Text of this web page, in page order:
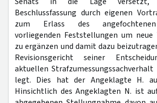
Beschlussfassung durch eigenen
zum Erlass des
vorliegenden Feststellungen um neue
zu ergänzen und damit dazu
Revisionsgericht seiner
aktuellen Strafzumessungssachverhalt
legt. Dies hat der Angeklagte H.
Hinsichtlich des Angeklagten N. ist